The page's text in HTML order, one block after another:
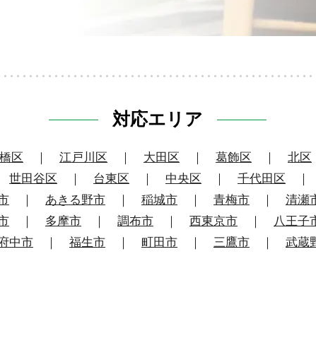
対応エリア
区 ｜ 江戸川区 ｜ 大田区 ｜ 葛飾区 ｜ 北区
世田谷区 ｜ 台東区 ｜ 中央区 ｜ 千代田区
｜ あきる野市 ｜ 稲城市 ｜ 青梅市 ｜ 清瀬
｜ 多摩市 ｜ 調布市 ｜ 西東京市 ｜ 八王子
中市 ｜ 福生市 ｜ 町田市 ｜ 三鷹市 ｜ 武蔵